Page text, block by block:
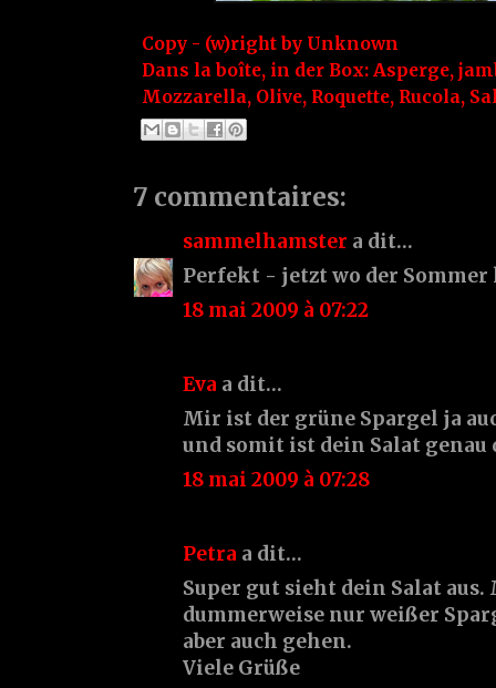
Copy - (w)right by Unknown
Dans la boîte, in der Box: Asperge,
Mozzarella, Olive, Roquette, Rucola,
7 commentaires:
sammelhamster a dit…
Perfekt - jetzt wo der
18 mai 2009 à 07:22
Eva a dit…
Mir ist der grüne Spargel ja
und somit ist dein Salat genau
18 mai 2009 à 07:28
Petra a dit…
Super gut sieht dein Salat
dummerweise nur weißer
aber auch gehen.
Viele Grüße